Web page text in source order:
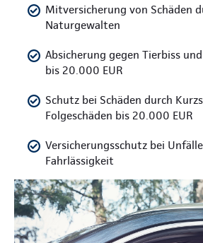
Mitversicherung von Schäden
Naturgewalten
Absicherung gegen Tierbiss
bis 20.000 EUR
Schutz bei Schäden durch
Folgeschäden bis 20.000 EUR
Versicherungsschutz bei
Fahrlässigkeit